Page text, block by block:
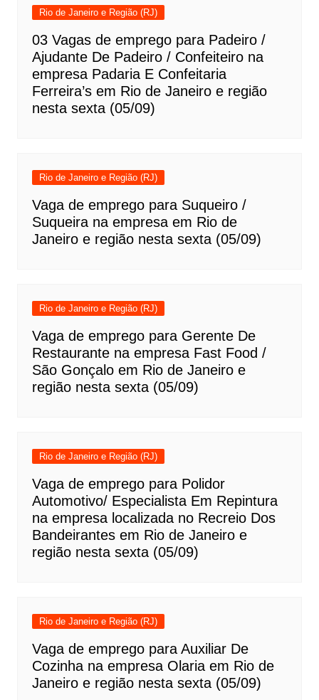
Rio de Janeiro e Região (RJ)
03 Vagas de emprego para Padeiro /
Ajudante De Padeiro / Confeiteiro na
empresa Padaria E Confeitaria
Ferreira’s em Rio de Janeiro e região
nesta sexta (05/09)
Rio de Janeiro e Região (RJ)
Vaga de emprego para Suqueiro /
Suqueira na empresa em Rio de
Janeiro e região nesta sexta (05/09)
Rio de Janeiro e Região (RJ)
Vaga de emprego para Gerente De
Restaurante na empresa Fast Food /
São Gonçalo em Rio de Janeiro e
região nesta sexta (05/09)
Rio de Janeiro e Região (RJ)
Vaga de emprego para Polidor
Automotivo/ Especialista Em Repintura
na empresa localizada no Recreio Dos
Bandeirantes em Rio de Janeiro e
região nesta sexta (05/09)
Rio de Janeiro e Região (RJ)
Vaga de emprego para Auxiliar De
Cozinha na empresa Olaria em Rio de
Janeiro e região nesta sexta (05/09)